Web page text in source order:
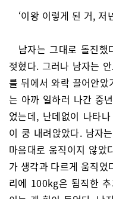
‘이왕 이렇게 된 거, 저
남자는 그대로 돌진
젖혔다. 그러나 남자는
를 뒤에서 와락 끌어안
는 아까 일하러 나간 중
었는데, 난데없이 나타
이 쿵 내려앉았다. 남자
마음대로 움직이지 않았
가 생각과 다르게 움직
리에 100kg은 됨직한